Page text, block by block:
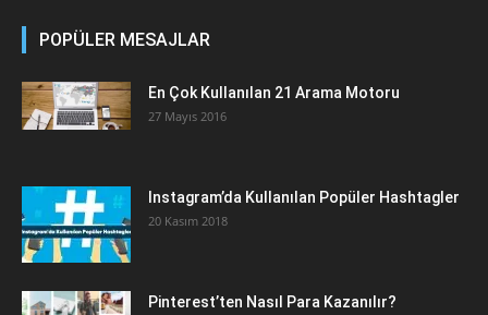
POPÜLER MESAJLAR
En Çok Kullanılan 21 Arama Motoru
27 Mayıs 2016
Instagram’da Kullanılan Popüler Hashtagler
20 Kasım 2018
Pinterest’ten Nasıl Para Kazanılır?